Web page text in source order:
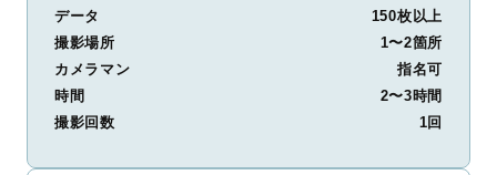
データ
150枚以上
撮影場所
1〜2箇所
カメラマン
指名可
時間
2〜3時間
撮影回数
1回